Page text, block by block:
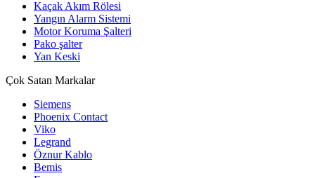
Kaçak Akım Rölesi
Yangın Alarm Sistemi
Motor Koruma Şalteri
Pako şalter
Yan Keski
Çok Satan Markalar
Siemens
Phoenix Contact
Viko
Legrand
Öznur Kablo
Bemis